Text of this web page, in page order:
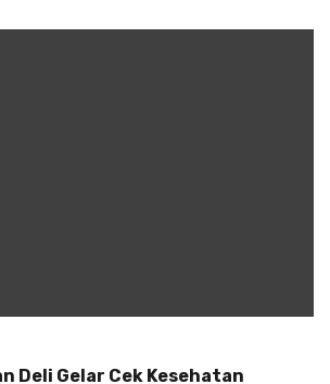
Deli Gelar Cek Kesehatan